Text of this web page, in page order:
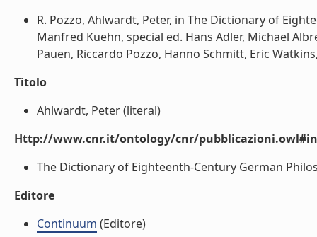
R. Pozzo, Ahlwardt, Peter, in The Dictionary of
Manfred Kuehn, special ed. Hans Adler, Michael
Pauen, Riccardo Pozzo, Hanno Schmitt, Eric
Titolo
Ahlwardt, Peter (literal)
Http://www.cnr.it/ontology/cnr/
The Dictionary of Eighteenth-Century German
Editore
Continuum (Editore)